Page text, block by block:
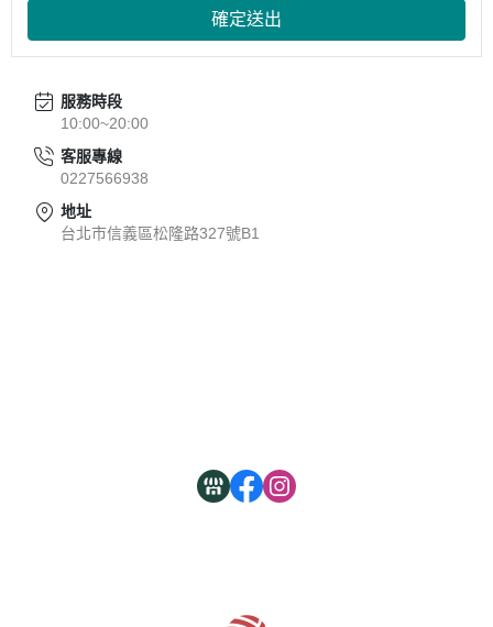
確定送出
服務時段
10:00~20:00
客服專線
0227566938
地址
台北市信義區松隆路327號B1